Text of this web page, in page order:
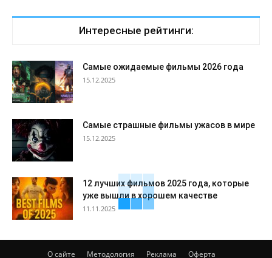
Интересные рейтинги:
Самые ожидаемые фильмы 2026 года
15.12.2025
Самые страшные фильмы ужасов в мире
15.12.2025
12 лучших фильмов 2025 года, которые
уже вышли в хорошем качестве
11.11.2025
О сайте Методология Реклама Оферта